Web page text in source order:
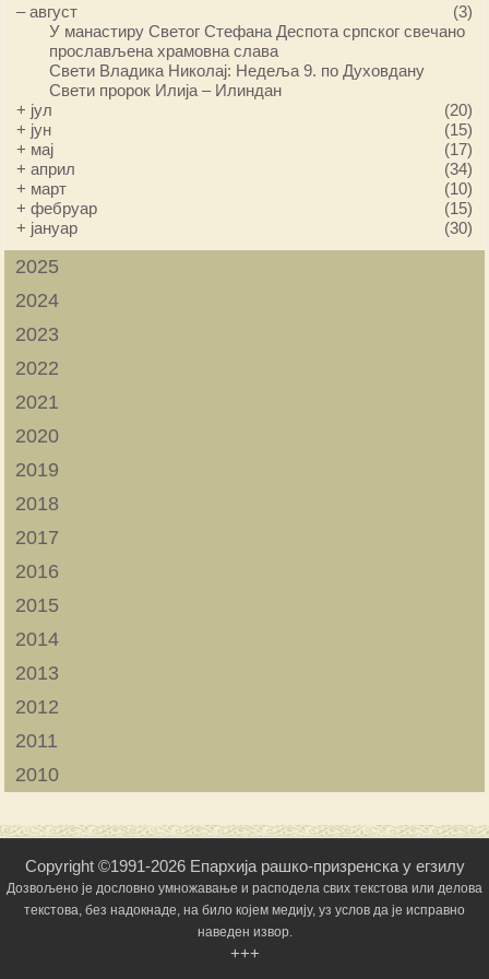
–август
(3)
У манастиру Светог Стефана Деспота српског свечано
прослављена храмовна слава
Свети Владика Николај: Недеља 9. по Духовдану
Свети пророк Илија – Илиндан
+ јул
(20)
+ јун
(15)
+ мај
(17)
+април
(34)
+ март
(10)
+фебруар
(15)
+ јануар (30)
2025
2024
2023
2022
2021
2020
2019
2018
2017
2016
2015
2014
2013
2012
2011
2010
Copyright ©1991-2026 Епархија рашко-призренска у егзилу
Дозвољено је дословно умножавање и расподела свих текстова или делова
текстова, без надокнаде, на било којем медију, уз услов да је исправно
наведен извор.
+++